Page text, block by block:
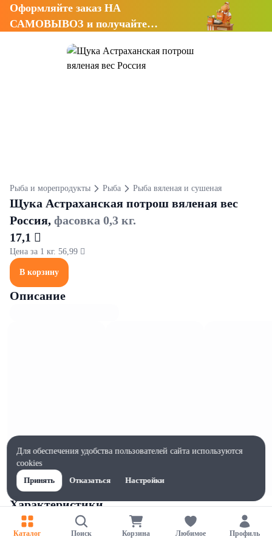
Оформляйте заказ НА
САМОВЫВОЗ и получайте
Рыба и морепродукты Рыба Рыба вяленая и сушеная
Щука Астраханская потрош вяленая вес
Россия, фасовка 0,3 кг.
17,1 
Цена за 1 кг. 56,99 
В корзину
Описание
Характеристики
Ширина, мм
1Каталог Поиск Корзина Любимое Профиль
Для обеспечения удобства пользователей сайта используются
cookies
Принять
Отказаться Настройки